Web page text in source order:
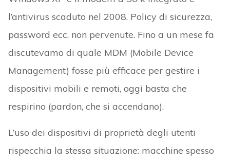
l’antivirus scaduto nel 2008. Policy di sicurezza,
password ecc. non pervenute. Fino a un mese fa
discutevamo di quale MDM (Mobile Device
Management) fosse più efficace per gestire i
dispositivi mobili e remoti, oggi basta che
respirino (pardon, che si accendano).
L’uso dei dispositivi di proprietà degli utenti
rispecchia la stessa situazione: macchine spesso